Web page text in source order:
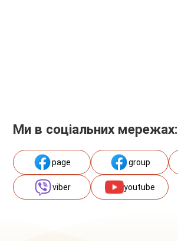
Ми в соціальних мережах:
page group
viber youtube